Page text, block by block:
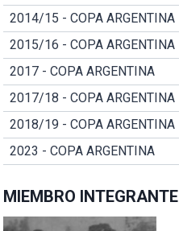
2014/15 - COPA ARGENTINA
2015/16 - COPA ARGENTINA
2017 - COPA ARGENTINA
2017/18 - COPA ARGENTINA
2018/19 - COPA ARGENTINA
2023 - COPA ARGENTINA
MIEMBRO INTEGRANTE